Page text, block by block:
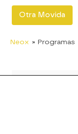
Otra Movida
Neox » Programas